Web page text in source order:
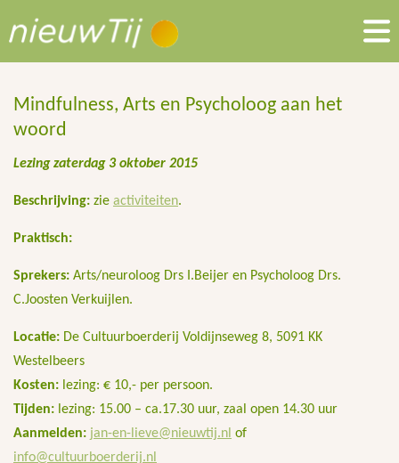
Mindfulness, Arts en Psycholoog aan het
woord
Lezing zaterdag 3 oktober 2015
Beschrijving: zie activiteiten.
Praktisch:
Sprekers: Arts/neuroloog Drs I.Beijer en Psycholoog Drs.
C.Joosten Verkuijlen.
Locatie: De Cultuurboerderij Voldijnseweg 8, 5091 KK
Westelbeers
Kosten: lezing: € 10,- per persoon.
Tijden: lezing: 15.00 – ca.17.30 uur, zaal open 14.30 uur
Aanmelden: jan-en-lieve@nieuwtij.nl of
info@cultuurboerderij.nl